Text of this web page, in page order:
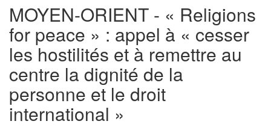
MOYEN-ORIENT - « Religions
for peace » : appel à « cesser
les hostilités et à remettre au
centre la dignité de la
personne et le droit
international »